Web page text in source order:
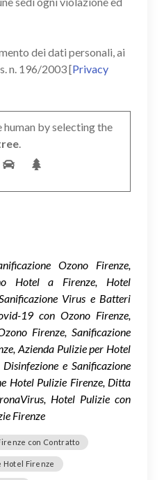
dei dati personali, ai
n. 196/2003 [Privacy
human by selecting the
.
Ozono Firenze,
Hotel a Firenze, Hotel
Virus e Batteri
19 con Ozono Firenze,
Firenze, Sanificazione
Azienda Pulizie per Hotel
e Sanificazione
Hotel Pulizie Firenze, Ditta
Hotel Pulizie con
Firenze
con Contratto
Hotel Firenze